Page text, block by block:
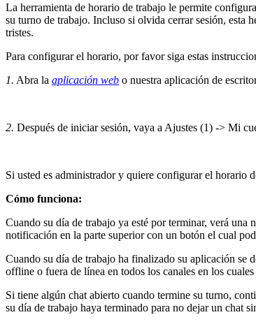
La herramienta de horario de trabajo le permite
su turno de trabajo. Incluso si olvida cerrar sesión, esta
tristes.
Para configurar el horario, por favor siga estas
1. Abra la aplicación web o nuestra aplicación de
2. Después de iniciar sesión, vaya a Ajustes (1) -> Mi
Si usted es administrador y quiere configurar el horario
Cómo funciona:
Cuando su día de trabajo ya esté por terminar, verá
notificación en la parte superior con un botón el cual
Cuando su día de trabajo ha finalizado su aplicación se
offline o fuera de línea en todos los canales en los
Si tiene algún chat abierto cuando termine su turno,
su día de trabajo haya terminado para no dejar un chat